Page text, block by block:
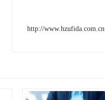
http://www.hzufida.com.cn